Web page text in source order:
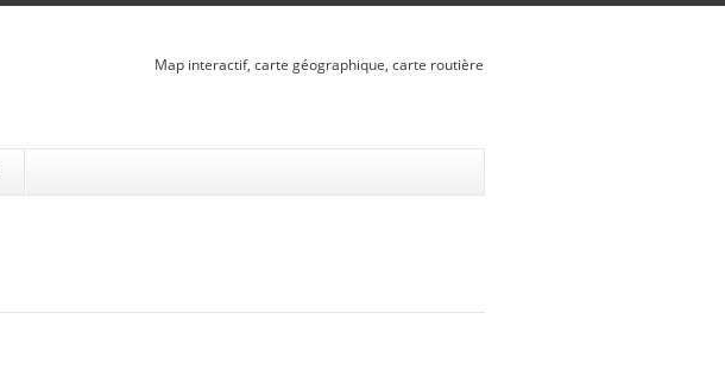
Map interactif, carte géographique, carte routière